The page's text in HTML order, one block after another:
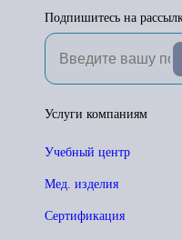
Подпишитесь на
Услуги компаниям
Учебный центр
Мед. изделия
Сертификация